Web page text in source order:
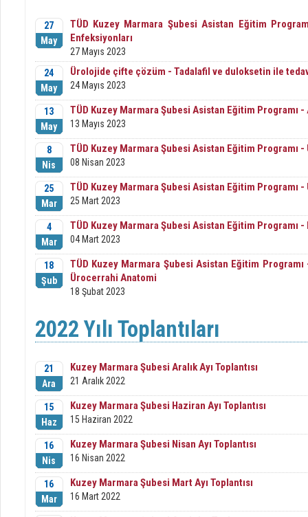
27
May
TÜD Kuzey Marmara Şubesi Asistan Eğitim
Enfeksiyonları
27 Mayıs 2023
24
May
Ürolojide çifte çözüm - Tadalafil ve duloksetin ile
24 Mayıs 2023
13
May
TÜD Kuzey Marmara Şubesi Asistan Eğitim Programı
13 Mayıs 2023
8
Nis
TÜD Kuzey Marmara Şubesi Asistan Eğitim Programı
08 Nisan 2023
25
Mar
TÜD Kuzey Marmara Şubesi Asistan Eğitim Programı
25 Mart 2023
4
Mar
TÜD Kuzey Marmara Şubesi Asistan Eğitim Programı
04 Mart 2023
18
Şub
TÜD Kuzey Marmara Şubesi Asistan Eğitim
Ürocerrahi Anatomi
18 Şubat 2023
2022 Yılı Toplantıları
21
Ara
Kuzey Marmara Şubesi Aralık Ayı Toplantısı
21 Aralık 2022
15
Haz
Kuzey Marmara Şubesi Haziran Ayı Toplantısı
15 Haziran 2022
16
Nis
Kuzey Marmara Şubesi Nisan Ayı Toplantısı
16 Nisan 2022
16
Mar
Kuzey Marmara Şubesi Mart Ayı Toplantısı
16 Mart 2022